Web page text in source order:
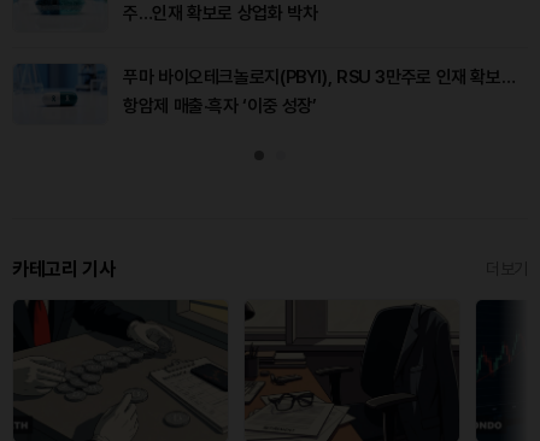
주…인재 확보로 상업화 박차
푸마 바이오테크놀로지(PBYI), RSU 3만주로 인재 확보…
항암제 매출·흑자 ‘이중 성장’
카테고리 기사